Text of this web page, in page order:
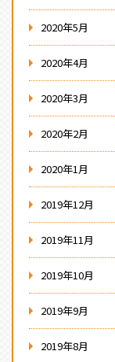
2020年5月
2020年4月
2020年3月
2020年2月
2020年1月
2019年12月
2019年11月
2019年10月
2019年9月
2019年8月